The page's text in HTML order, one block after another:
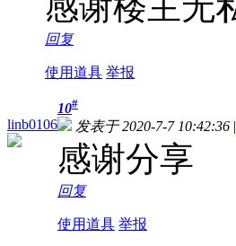
回复
使用道具 举报
linb0106
10#
发表于 2020-7-7 10:42:36 |
感谢分享
回复
使用道具 举报